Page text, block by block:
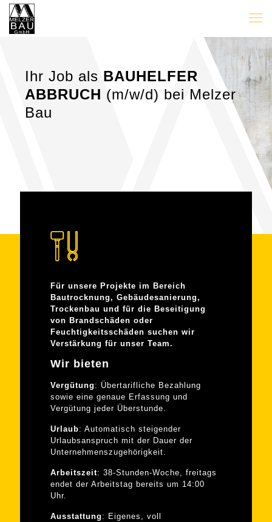
Ihr Job als BAUHELFER
ABBRUCH (m/w/d) bei Melzer
Bau
Für unsere Projekte im Bereich
Bautrocknung, Gebäudesanierung,
Trockenbau und für die Beseitigung
von Brandschäden oder
Feuchtigkeitsschäden suchen wir
Verstärkung für unser Team.
Wir bieten
Vergütung : Übertarifliche Bezahlung
sowie eine genaue Erfassung und
Vergütung jeder Überstunde.
Urlaub: Automatisch steigender
Urlaubsanspruch mit der Dauer der
Unternehmenszugehörigkeit.
Arbeitszeit: 38-Stunden-Woche, freitags
endet der Arbeitstag bereits um 14:00
Uhr.
Ausstattung : Eigenes, voll